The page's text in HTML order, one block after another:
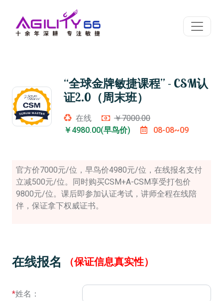
“全球金牌敏捷课程” - CSM认
证2.0（周末班）
在线
￥7000.00
￥4980.00(早鸟价)
08-08~09
官方价7000元/位，早鸟价4980元/位，在线报名支付
立减500元/位。同时购买CSM+A-CSM享受打包价
9800元/位。课后即参加认证考试，讲师全程在线陪
伴，保证拿下权威证书。
在线报名 （保证信息真实性）
*姓名：